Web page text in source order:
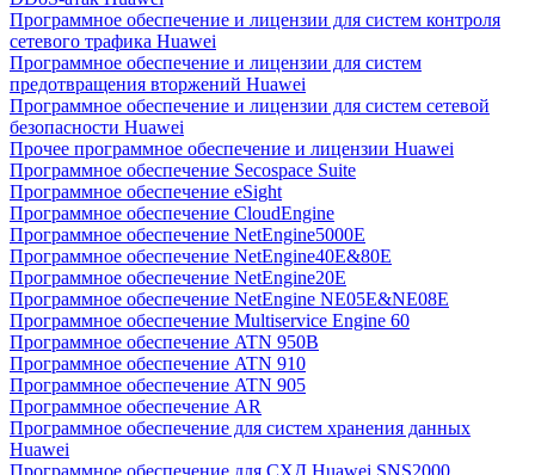
Программное обеспечение и лицензии для систем контроля
сетевого трафика Huawei
Программное обеспечение и лицензии для систем
предотвращения вторжений Huawei
Программное обеспечение и лицензии для систем сетевой
безопасности Huawei
Прочее программное обеспечение и лицензии Huawei
Программное обеспечение Secospace Suite
Программное обеспечение eSight
Программное обеспечение CloudEngine
Программное обеспечение NetEngine5000E
Программное обеспечение NetEngine40E&80E
Программное обеспечение NetEngine20E
Программное обеспечение NetEngine NE05E&NE08E
Программное обеспечение Multiservice Engine 60
Программное обеспечение ATN 950B
Программное обеспечение ATN 910
Программное обеспечение ATN 905
Программное обеспечение AR
Программное обеспечение для систем хранения данных
Huawei
Программное обеспечение для СХД Huawei SNS2000